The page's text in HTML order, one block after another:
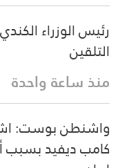
رئيس الوزراء
التلقين
منذ ساعة واحدة
واشنطن بوست:
كامب ديفيد بسبب